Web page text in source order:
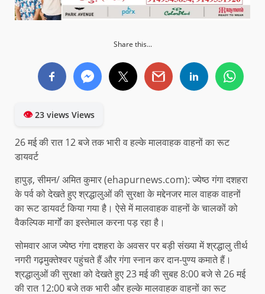
Share this...
👁23 views Views
26 मई की रात 12 बजे तक भारी व हल्के मालवाहक वाहनों का रूट
डायवर्ट
हापुड़, सीमन/ अमित कुमार (ehapurnews.com): ज्येष्ठ गंगा दशहरा
के पर्व को देखते हुए श्रद्धालुओं की सुरक्षा के मद्देनजर माल वाहक वाहनों
का रूट डायवर्ट किया गया है। ऐसे में मालवाहक वाहनों के चालकों को
वैकल्पिक मार्गों का इस्तेमाल करना पड़ रहा है।
सोमवार आज ज्येष्ठ गंगा दशहरा के अवसर पर बड़ी संख्या में श्रद्धालु तीर्थ
नगरी गढ़मुक्तेश्वर पहुंचते हैं और गंगा स्नान कर दान-पुण्य कमाते हैं।
श्रद्धालुओं की सुरक्षा को देखते हुए 23 मई की सुबह 8:00 बजे से 26 मई
की रात 12:00 बजे तक भारी और हल्के मालवाहक वाहनों का रूट